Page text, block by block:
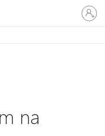
Zaloguj
się
do
konta
na